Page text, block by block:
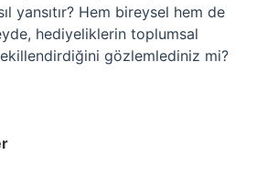
yansıtır? Hem bireysel hem de
hediyeliklerin toplumsal
gözlemlediniz mi?